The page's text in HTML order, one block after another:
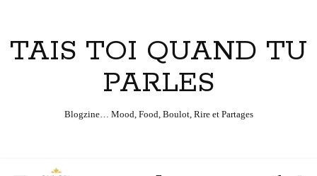
TAIS TOI QUAND TU
PARLES
Blogzine… Mood, Food, Boulot, Rire et Partages